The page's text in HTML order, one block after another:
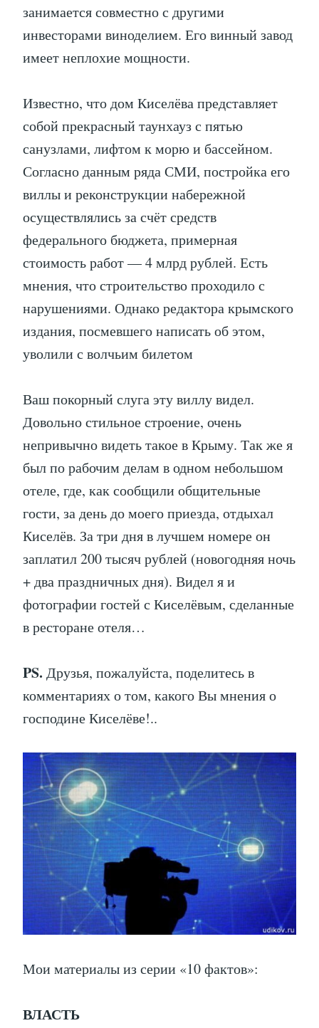
занимается совместно с другими
инвесторами виноделием. Его винный завод
имеет неплохие мощности.
Известно, что дом Киселёва представляет
собой прекрасный таунхауз с пятью
санузлами, лифтом к морю и бассейном.
Согласно данным ряда СМИ, постройка его
виллы и реконструкции набережной
осуществлялись за счёт средств
федерального бюджета, примерная
стоимость работ — 4 млрд рублей. Есть
мнения, что строительство проходило с
нарушениями. Однако редактора крымского
издания, посмевшего написать об этом,
уволили с волчьим билетом
Ваш покорный слуга эту виллу видел.
Довольно стильное строение, очень
непривычно видеть такое в Крыму. Так же я
был по рабочим делам в одном небольшом
отеле, где, как сообщили общительные
гости, за день до моего приезда, отдыхал
Киселёв. За три дня в лучшем номере он
заплатил 200 тысяч рублей (новогодняя ночь
+ два праздничных дня). Видел я и
фотографии гостей с Киселёвым, сделанные
в ресторане отеля…
PS. Друзья, пожалуйста, поделитесь в
комментариях о том, какого Вы мнения о
господине Киселёве!..
Мои материалы из серии «10 фактов»:
ВЛАСТЬ